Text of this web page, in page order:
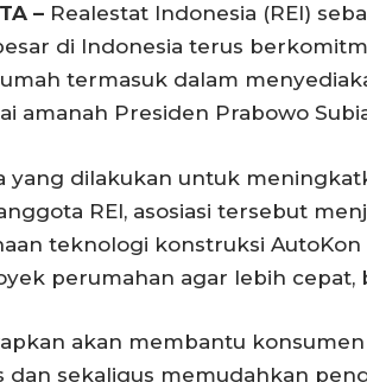
– Realestat Indonesia (REI)
di Indonesia terus
termasuk dalam
amanah Presiden Prabowo
yang dilakukan untuk
REI, asosiasi tersebut
teknologi konstruksi AutoKon
perumahan agar lebih cepat,
akan membantu
dan sekaligus memudahkan